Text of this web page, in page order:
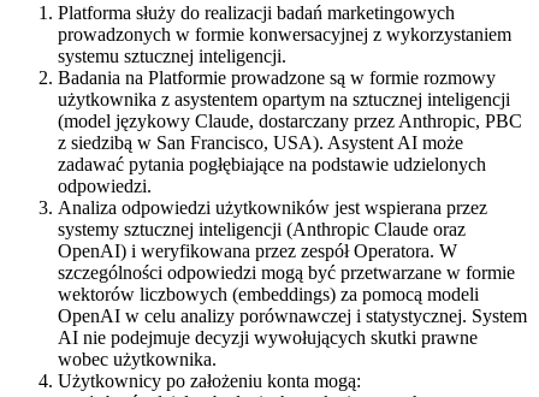
Platforma służy do realizacji badań marketingowych
prowadzonych w formie konwersacyjnej z wykorzystaniem
systemu sztucznej inteligencji.
Badania na Platformie prowadzone są w formie rozmowy
użytkownika z asystentem opartym na sztucznej inteligencji
(model językowy Claude, dostarczany przez Anthropic, PBC
z siedzibą w San Francisco, USA). Asystent AI może
zadawać pytania pogłębiające na podstawie udzielonych
odpowiedzi.
Analiza odpowiedzi użytkowników jest wspierana przez
systemy sztucznej inteligencji (Anthropic Claude oraz
OpenAI) i weryfikowana przez zespół Operatora. W
szczególności odpowiedzi mogą być przetwarzane w formie
wektorów liczbowych (embeddings) za pomocą modeli
OpenAI w celu analizy porównawczej i statystycznej. System
AI nie podejmuje decyzji wywołujących skutki prawne
wobec użytkownika.
Użytkownicy po założeniu konta mogą: